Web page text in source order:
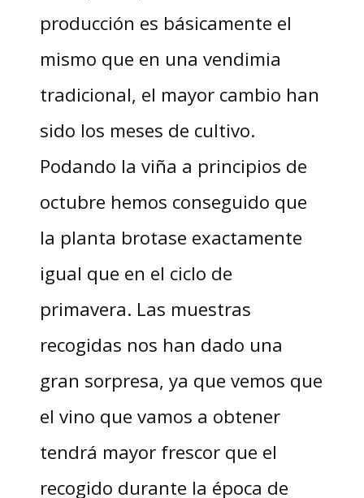
producción es básicamente el
mismo que en una vendimia
tradicional, el mayor cambio han
sido los meses de cultivo.
Podando la viña a principios de
octubre hemos conseguido que
la planta brotase exactamente
igual que en el ciclo de
primavera. Las muestras
recogidas nos han dado una
gran sorpresa, ya que vemos que
el vino que vamos a obtener
tendrá mayor frescor que el
recogido durante la época de